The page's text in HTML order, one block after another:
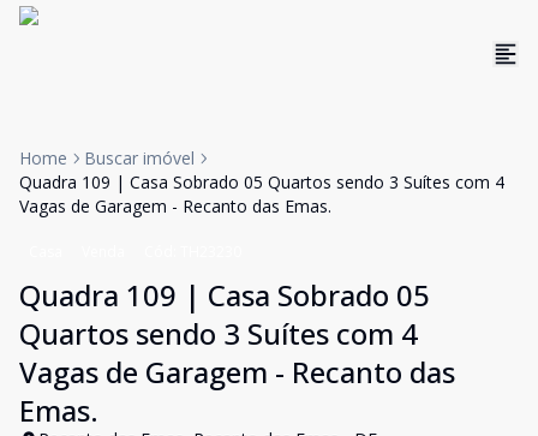
Home
Buscar imóvel
Quadra 109 | Casa Sobrado 05 Quartos sendo 3 Suítes com 4
Vagas de Garagem - Recanto das Emas.
Quadra 109 | Casa Sobrado 05
Quartos sendo 3 Suítes com 4
Vagas de Garagem - Recanto das
Emas.